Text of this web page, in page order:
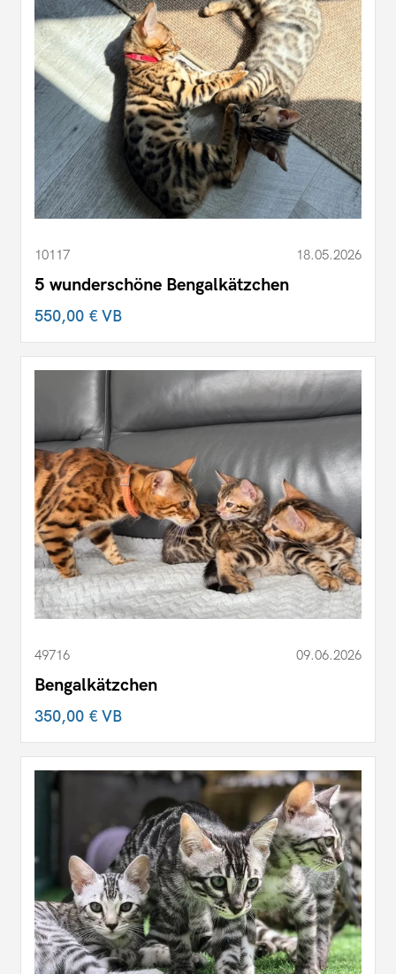
10117 18.05.2026
5 wunderschöne Bengalkätzchen
550,00 €VB
49716 09.06.2026
Bengalkätzchen
350,00 €VB